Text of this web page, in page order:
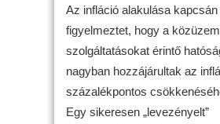
Az infláció alakulása
figyelmeztet, hogy a
szolgáltatásokat érintő
nagyban hozzájárultak az
százalékpontos
Egy sikeresen „levezényelt”